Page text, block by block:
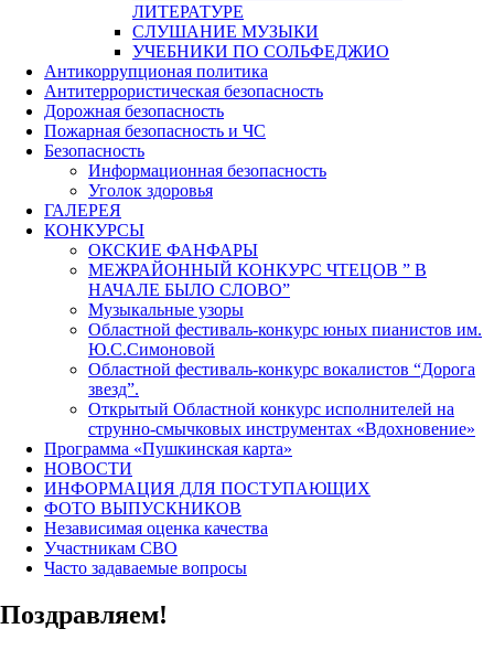
ЛИТЕРАТУРЕ
СЛУШАНИЕ МУЗЫКИ
УЧЕБНИКИ ПО СОЛЬФЕДЖИО
Антикоррупционая политика
Антитеррористическая безопасность
Дорожная безопасность
Пожарная безопасность и ЧС
Безопасность
Информационная безопасность
Уголок здоровья
ГАЛЕРЕЯ
КОНКУРСЫ
ОКСКИЕ ФАНФАРЫ
МЕЖРАЙОННЫЙ КОНКУРС ЧТЕЦОВ ” В
НАЧАЛЕ БЫЛО СЛОВО”
Музыкальные узоры
Областной фестиваль-конкурс юных пианистов им.
Ю.С.Симоновой
Областной фестиваль-конкурс вокалистов “Дорога
звезд”.
Открытый Областной конкурс исполнителей на
струнно-смычковых инструментах «Вдохновение»
Программа «Пушкинская карта»
НОВОСТИ
ИНФОРМАЦИЯ ДЛЯ ПОСТУПАЮЩИХ
ФОТО ВЫПУСКНИКОВ
Независимая оценка качества
Участникам СВО
Часто задаваемые вопросы
Поздравляем!